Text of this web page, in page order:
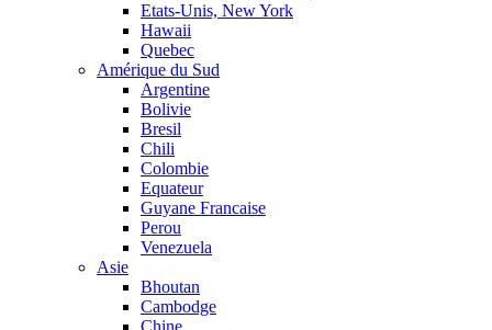
Etats-Unis, New York
Hawaii
Quebec
Amérique du Sud
Argentine
Bolivie
Bresil
Chili
Colombie
Equateur
Guyane Francaise
Perou
Venezuela
Asie
Bhoutan
Cambodge
Chine